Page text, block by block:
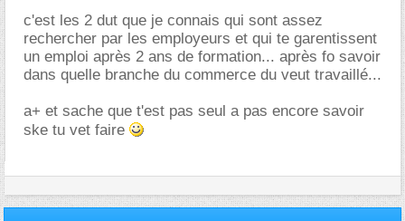
c'est les 2 dut que je connais qui sont assez
rechercher par les employeurs et qui te garentissent
un emploi après 2 ans de formation... après fo savoir
dans quelle branche du commerce du veut travaillé...
a+ et sache que t'est pas seul a pas encore savoir
ske tu vet faire